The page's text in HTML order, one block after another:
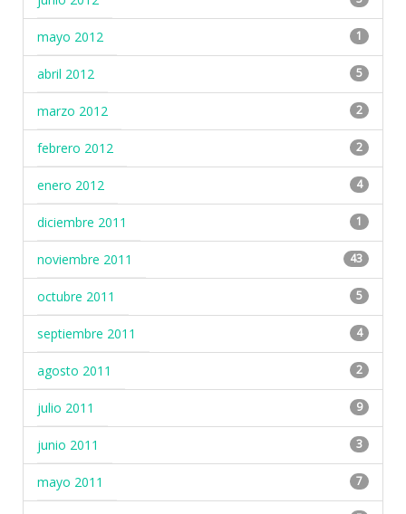
mayo 2012 1
abril 2012 5
marzo 2012 2
febrero 2012 2
enero 2012 4
diciembre 2011 1
noviembre 2011 43
octubre 2011 5
septiembre 2011 4
agosto 2011 2
julio 2011 9
junio 2011 3
mayo 2011 7